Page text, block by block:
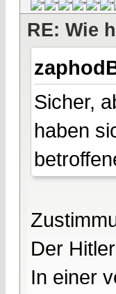
RE: Wie
Sicher,
haben
Der
In einer